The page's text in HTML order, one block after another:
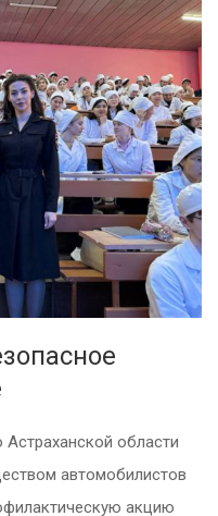
Астраханской области
автомобилистов
акцию